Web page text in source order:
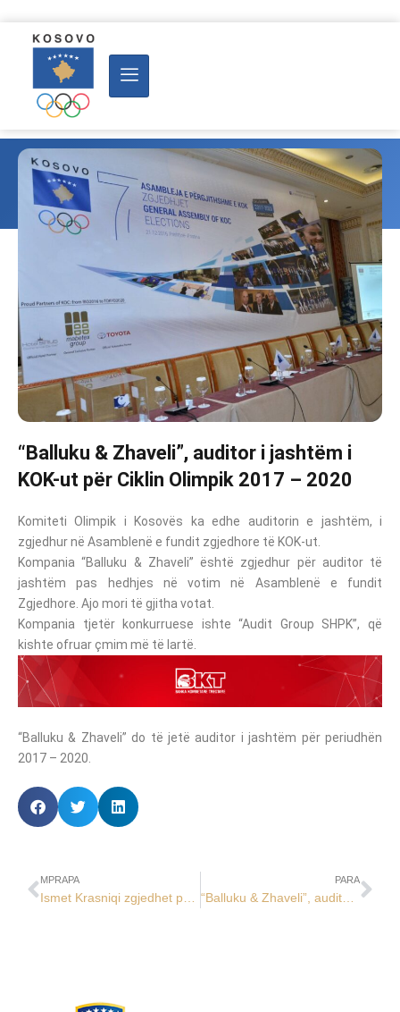
“Balluku & Zhaveli”, auditor i jashtëm i
KOK-ut për Ciklin Olimpik 2017 – 2020
Komiteti Olimpik i Kosovës ka edhe auditorin e jashtëm, i
zgjedhur në Asamblenë e fundit zgjedhore të KOK-ut.
Kompania “Balluku & Zhaveli” është zgjedhur për auditor të
jashtëm pas hedhjes në votim në Asamblenë e fundit
Zgjedhore. Ajo mori të gjitha votat.
Kompania tjetër konkurruese ishte “Audit Group SHPK”, që
kishte ofruar çmim më të lartë.
“Balluku & Zhaveli” do të jetë auditor i jashtëm për periudhën
2017 – 2020.
MPRAPA
Ismet Krasniqi zgjedhet president i ri i Komitetit Olimpik të Kosovës
PARA
“Balluku & Zhaveli”, auditor i jashtëm i KOK-ut për Ciklin Olimpik 2021 – 2024